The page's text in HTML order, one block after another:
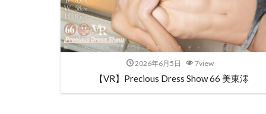
2026年6月5日 7view
【VR】Precious Dress Show 66 美東澪